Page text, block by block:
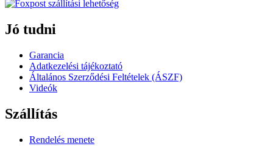
Jó tudni
Garancia
Adatkezelési tájékoztató
Általános Szerződési Feltételek (ÁSZF)
Videók
Szállítás
Rendelés menete